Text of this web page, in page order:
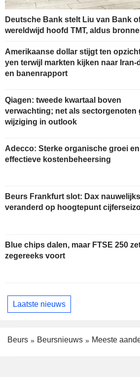
Deutsche Bank stelt Liu van Bank
wereldwijd hoofd TMT, aldus
Amerikaanse dollar stijgt ten
yen terwijl markten kijken naar Iran-
en banenrapport
Qiagen: tweede kwartaal boven
verwachting; net als sectorgenoten
wijziging in outlook
Adecco: Sterke organische groei en
effectieve kostenbeheersing
Beurs Frankfurt slot: Dax nauwelijks
veranderd op hoogtepunt
Blue chips dalen, maar FTSE 250
zegereeks voort
Laatste nieuws
Beurs Beursnieuws Meeste